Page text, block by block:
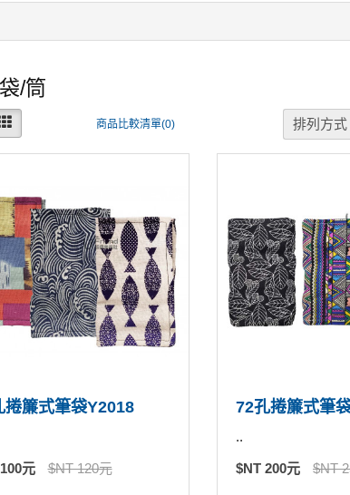
/筒
商品比較清單(0) 排列方式
捲簾式筆袋Y2018
元 $NT 120元
72孔捲簾式筆
..
$NT 200元 $NT